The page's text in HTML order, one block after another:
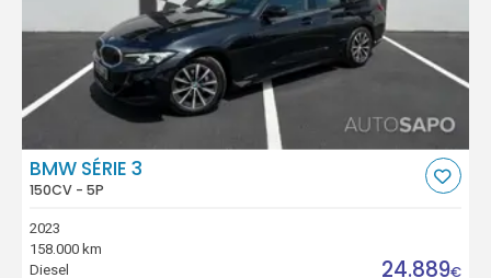
BMW SÉRIE 3
150CV - 5P
2023
158.000 km
Diesel
24.889€